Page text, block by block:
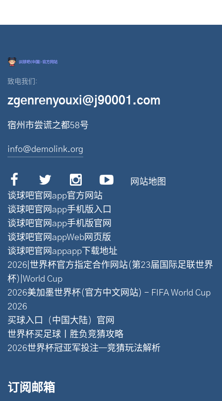
致电我们:
zgenrenyouxi@j90001.com
宿州市尝谎之都58号
info@demolink.org
网站地图
谈球吧官网app官方网站
谈球吧官网app手机版入口
谈球吧官网app手机版官网
谈球吧官网appWeb网页版
谈球吧官网appapp下载地址
2026|世界杯官方指定合作网站(第23届国际足联世界
杯)|World Cup
2026美加墨世界杯(官方中文网站) - FIFA World Cup
2026
买球入口（中国大陆）官网
世界杯买足球丨胜负竞猜攻略
2026世界杯冠亚军投注—竞猜玩法解析
订阅邮箱